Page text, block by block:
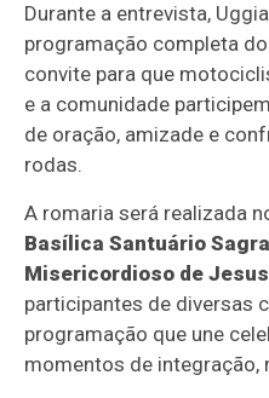
Durante a entrevista,
programação completa
convite para que
e a comunidade
de oração, amizade e
rodas.
A romaria será realizada
Basílica Santuário
Misericordioso de Jesus
participantes de diversas
programação que une
momentos de integração,